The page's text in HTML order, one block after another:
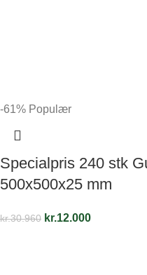
-61% Populær
Specialpris 240 stk
500x500x25 mm
kr.30.960 kr.12.000